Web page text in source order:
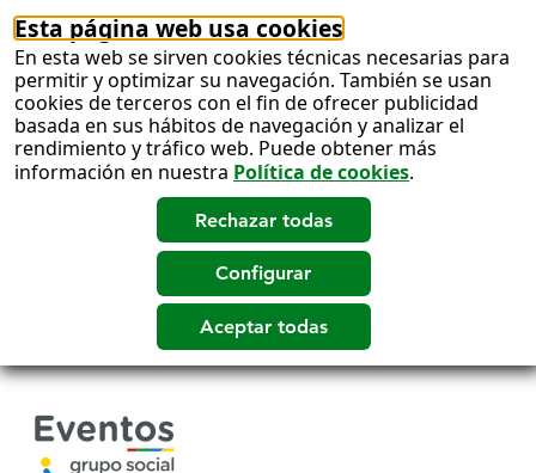
Esta página web usa cookies
En esta web se sirven cookies técnicas necesarias para
permitir y optimizar su navegación. También se usan
cookies de terceros con el fin de ofrecer publicidad
basada en sus hábitos de navegación y analizar el
rendimiento y tráfico web. Puede obtener más
información en nuestra Política de cookies.